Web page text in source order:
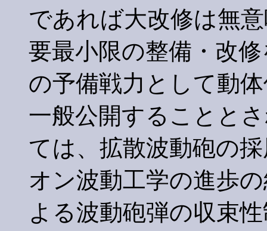
であれば大改修は無
要最小限の整備・改
の予備戦力として動
一般公開することと
ては、拡散波動砲の
オン波動工学の進歩
よる波動砲弾の収束